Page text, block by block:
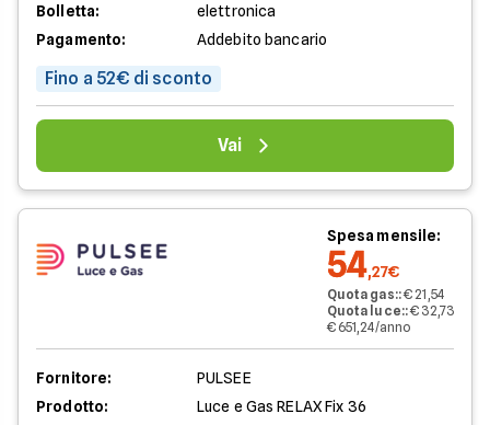
Bolletta:
elettronica
Pagamento:
Addebito bancario
Fino a 52€ di sconto
Vai
Spesa mensile:
54,27€
Quota gas::€ 21,54
Quota luce::€ 32,73
€ 651,24/anno
Fornitore:
PULSEE
Prodotto:
Luce e Gas RELAX Fix 36